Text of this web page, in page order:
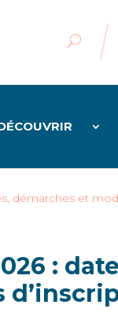
démarches et
: